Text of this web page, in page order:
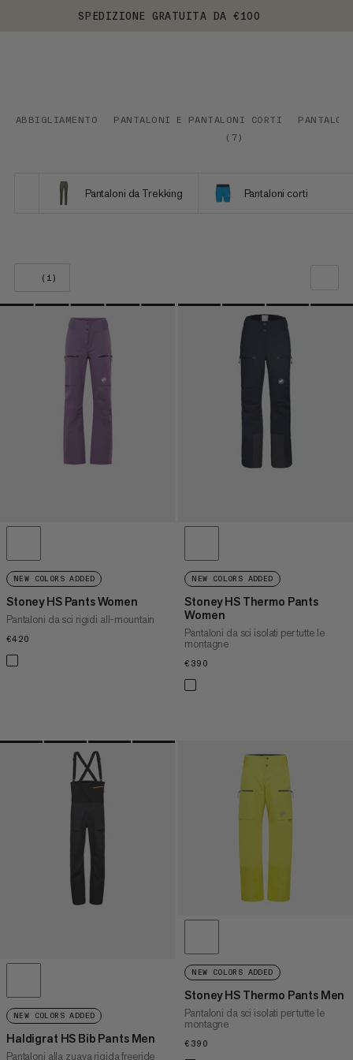
SPEDIZIONE GRATUITA DA €100
ABBIGLIAMENTO PANTALONI E PANTALONI CORTI
( 7)
Pantaloni da Trekking Pantaloni corti
(1)
LA NOSTRA RACCOMANDAZIONE
PREZZO BASSO AD ALTO
PREZZO ALTO A BASSO
COSA C'È DI NUOVO
NEW COLORS ADDED
Stoney HS Pants Women
Pantaloni da sci rigidi all-mountain
€420
NEW COLORS ADDED
Stoney HS Thermo Pants
Women
Pantaloni da sci isolati per tutte le
montagne
€390
NEW COLORS ADDED
Haldigrat HS Bib Pants Men
Pantaloni alla zuava rigida freeride
NEW COLORS ADDED
Stoney HS Thermo Pants Men
Pantaloni da sci isolati per tutte le
montagne
€390